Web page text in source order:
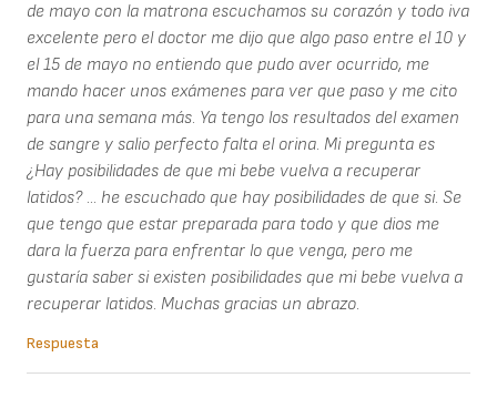
de mayo con la matrona escuchamos su corazón y todo iva
excelente pero el doctor me dijo que algo paso entre el 10 y
el 15 de mayo no entiendo que pudo aver ocurrido, me
mando hacer unos exámenes para ver que paso y me cito
para una semana más. Ya tengo los resultados del examen
de sangre y salio perfecto falta el orina. Mi pregunta es
¿Hay posibilidades de que mi bebe vuelva a recuperar
latidos? ... he escuchado que hay posibilidades de que si. Se
que tengo que estar preparada para todo y que dios me
dara la fuerza para enfrentar lo que venga, pero me
gustaría saber si existen posibilidades que mi bebe vuelva a
recuperar latidos. Muchas gracias un abrazo.
Respuesta